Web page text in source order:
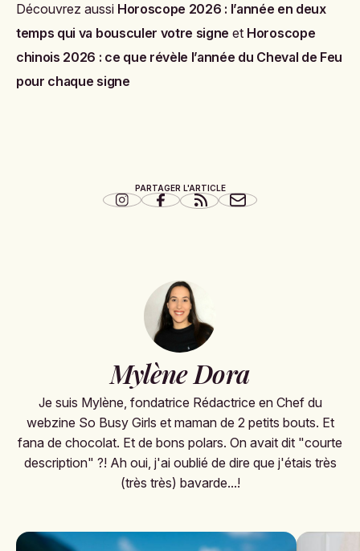
Découvrez aussi Horoscope 2026 : l’année en deux
temps qui va bousculer votre signe et Horoscope
chinois 2026 : ce que révèle l’année du Cheval de Feu
pour chaque signe
PARTAGER L'ARTICLE
Mylène Dora
Je suis Mylène, fondatrice Rédactrice en Chef du
webzine So Busy Girls et maman de 2 petits bouts. Et
fana de chocolat. Et de bons polars. On avait dit "courte
description" ?! Ah oui, j'ai oublié de dire que j'étais très
(très très) bavarde...!